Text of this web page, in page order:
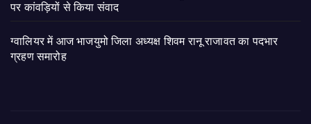
पर कांवड़ियों से किया संवाद
ग्वालियर में आज भाजयुमो जिला अध्यक्ष शिवम रानू राजावत का पदभार
ग्रहण समारोह